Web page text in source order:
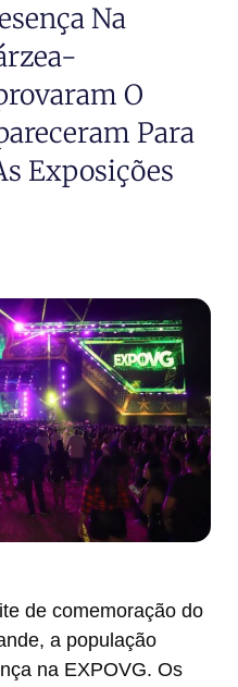
Na
O
Para
Exposições
de comemoração do
a população
na EXPOVG. Os